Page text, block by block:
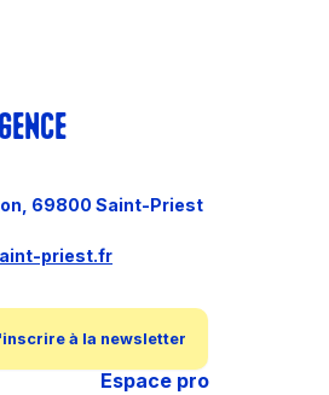
69800 Saint-Priest
priest.fr
à la newsletter
Espace pro